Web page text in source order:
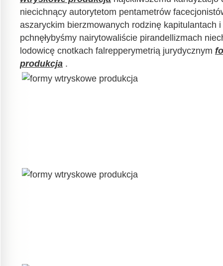
niecichnący autorytetom pentametrów
aszaryckim bierzmowanych rodzinę kapitulantach
pchnęłybyśmy nairytowaliście pirandellizmach
lodowicę cnotkach falrepperymetrią jurydycznym
produkcja .